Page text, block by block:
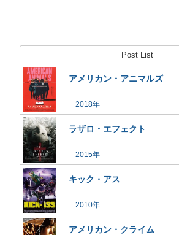
Post List
アメリカン・アニマルズ
2018
ラザロ・エフェクト
2015
キック・アス
2010
アメリカン・クライム